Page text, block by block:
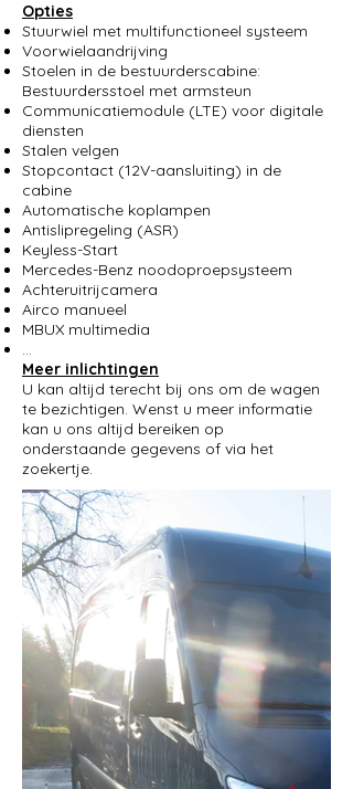
Opties
Stuurwiel met multifunctioneel systeem
Voorwielaandrijving
Stoelen in de bestuurderscabine:
Bestuurdersstoel met armsteun
Communicatiemodule (LTE) voor digitale
diensten
Stalen velgen
Stopcontact (12V-aansluiting) in de
cabine
Automatische koplampen
Antislipregeling (ASR)
Keyless-Start
Mercedes-Benz noodoproepsysteem
Achteruitrijcamera
Airco manueel
MBUX multimedia
...
Meer inlichtingen
U kan altijd terecht bij ons om de wagen
te bezichtigen. Wenst u meer informatie
kan u ons altijd bereiken op
onderstaande gegevens of via het
zoekertje.